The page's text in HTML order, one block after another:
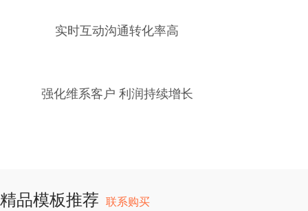
实时互动沟通转化率高
强化维系客户 利润持续增长
精品模板推荐 联系购买